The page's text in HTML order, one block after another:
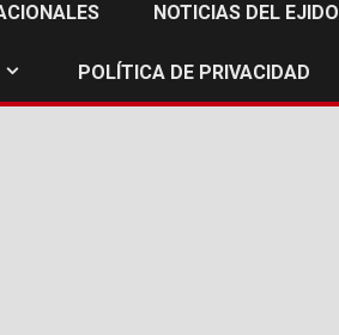
NOTICIAS DEL EJIDO
POLÍTICA DE PRIVACIDAD